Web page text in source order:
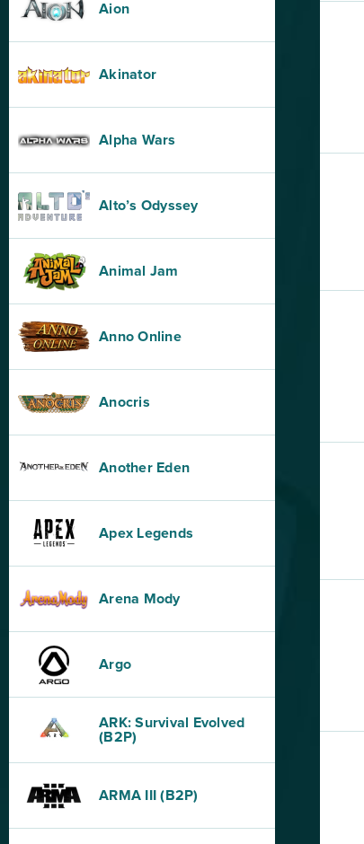
Aion
Akinator
Alpha Wars
Alto’s Odyssey
Animal Jam
Anno Online
Anocris
Another Eden
Apex Legends
Arena Mody
Argo
ARK: Survival Evolved
(B2P)
ARMA III (B2P)